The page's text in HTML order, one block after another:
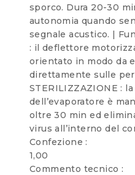
sporco. Dura 20-30
autonomia quando
segnale acustico. |
: il deflettore
orientato in modo da
direttamente sulle
STERILIZZAZIONE :
dell’evaporatore è
oltre 30 min ed
virus all’interno del
Confezione :
1,00
Commento tecnico :